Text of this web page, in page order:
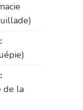
de la